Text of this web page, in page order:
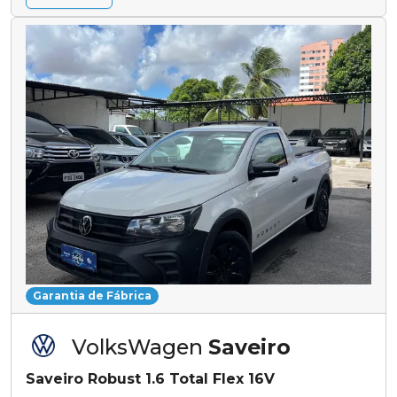
Garantia de Fábrica
VolksWagen Saveiro
Saveiro Robust 1.6 Total Flex 16V